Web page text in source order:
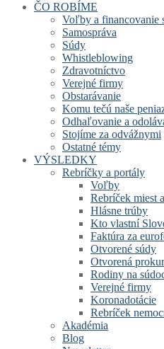
ČO ROBÍME
Voľby a financovanie
Samospráva
Súdy
Whistleblowing
Zdravotníctvo
Verejné firmy
Obstarávanie
Komu tečú naše
Odhaľovanie a
Stojíme za odvážnymi
Ostatné témy
VÝSLEDKY
Rebríčky a portály
Voľby
Rebríček miest
Hlásne trúby
Kto vlastní
Faktúra za
Otvorené súdy
Otvorená
Rodiny na
Verejné firmy
Koronadotácie
Rebríček
Akadémia
Blog